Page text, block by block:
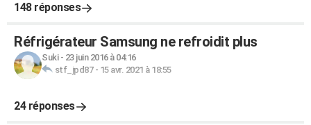
148 réponses
Réfrigérateur Samsung ne refroidit plus
Suki- 23 juin 2016 à 04:16
stf_jpd87- 15 avr. 2021 à 18:55
24 réponses